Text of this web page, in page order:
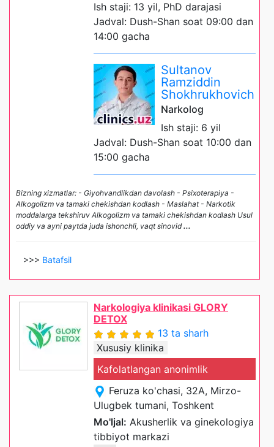
Ish staji: 13 yil, PhD darajasi
Jadval: Dush-Shan soat 09:00 dan
14:00 gacha
Sultanov
Ramziddin
Shokhrukhovich
Narkolog
Ish staji: 6 yil
Jadval: Dush-Shan soat 10:00 dan
15:00 gacha
Bizning xizmatlar: - Giyohvandlikdan davolash - Psixoterapiya -
Alkogolizm va tamaki chekishdan kodlash - Maslahat - Narkotik
moddalarga tekshiruv Alkogolizm va tamaki chekishdan kodlash Usul
oddiy va ayni paytda juda ishonchli, vaqt sinovid...
>>> Batafsil
Narkologiya klinikasi GLORY
DETOX
13 ta sharh
Xususiy klinika
Kafolatlangan anonimlik
Feruza ko'chasi, 32A, Mirzo-
Ulugbek tumani, Toshkent
Mo'ljal: Akusherlik va ginekologiya
tibbiyot markazi